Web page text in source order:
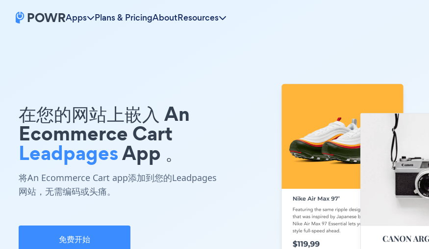
Apps Plans & PricingAboutResources
在您的网站上嵌入 An
Ecommerce Cart
LeadpagesApp 。
将An Ecommerce Cart app添加到您的Leadpages
网站，无需编码或头痛。
免费开始